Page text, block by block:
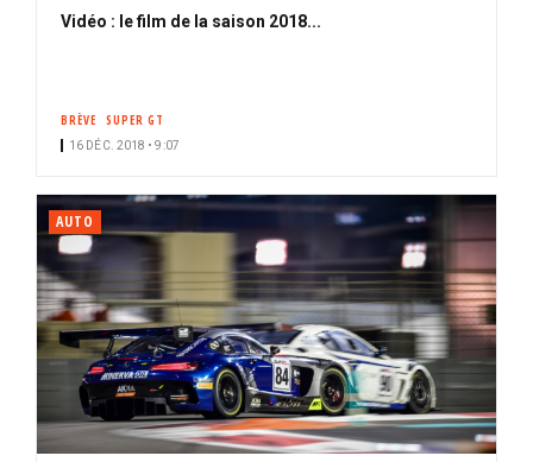
Vidéo : le film de la saison 2018...
BRÈVE SUPER GT
16 DÉC. 2018 • 9:07
AUTO